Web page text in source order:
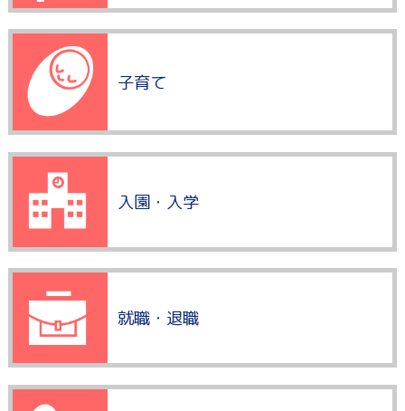
子育て
入園・入学
就職・退職